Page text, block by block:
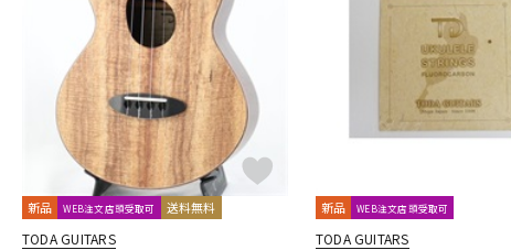
DJ機器
中古 ヴィンテージ
新品 WEB注文店頭受取可 送料無料
TODA GUITARS
新品 WEB注文店頭受取可
TODA GUITARS